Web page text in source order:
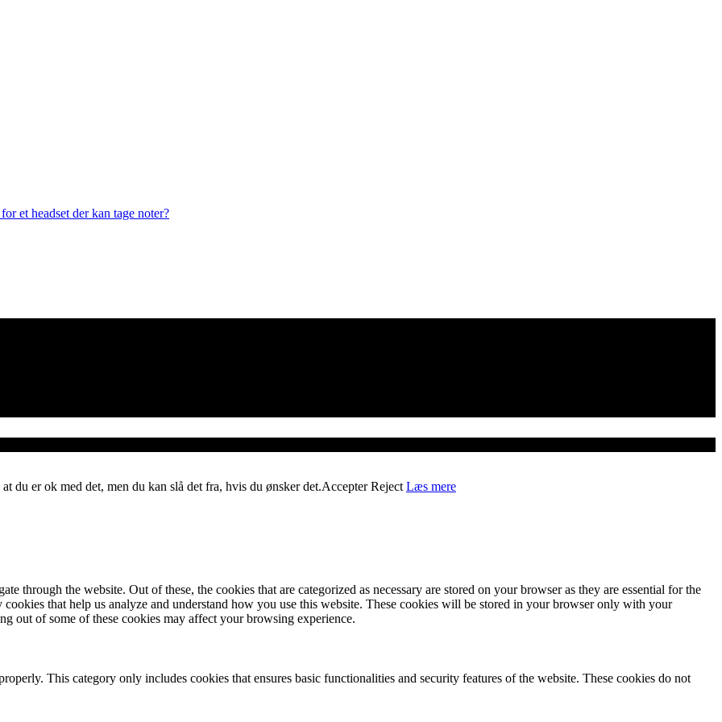
et headset der kan tage noter?
du er ok med det, men du kan slå det fra, hvis du ønsker det.Accepter Reject Læs mere
through the website. Out of these, the cookies that are categorized as necessary are stored on your browser as they are essential for the
that help us analyze and understand how you use this website. These cookies will be stored in your browser only with your
out of some of these cookies may affect your browsing experience.
This category only includes cookies that ensures basic functionalities and security features of the website. These cookies do not